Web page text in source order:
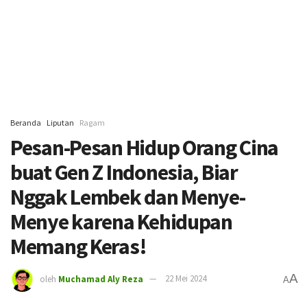
Beranda Liputan Ragam
Pesan-Pesan Hidup Orang Cina
buat Gen Z Indonesia, Biar
Nggak Lembek dan Menye-
Menye karena Kehidupan
Memang Keras!
oleh Muchamad Aly Reza 22 Mei 2024 AA